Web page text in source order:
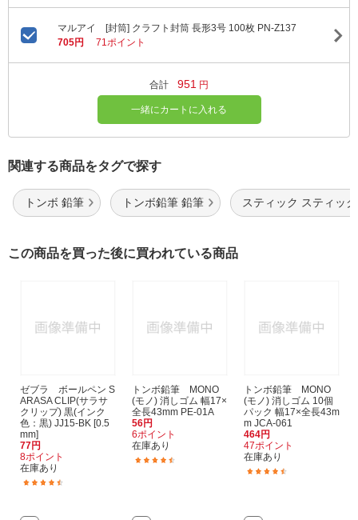
マルアイ [封筒] クラフト封筒 長形3号 100枚 PN-Z137
705円
71ポイント
合計 951 円
一緒にカートに入れる
関連する商品をタグで探す
トンボ 鉛筆 トンボ鉛筆 鉛筆 スティック スティッ
この商品を買った後に買われている商品
ゼブラ ボールペン S
ARASA CLIP(サラサ
クリップ) 黒(インク
色：黒) JJ15-BK [0.5
mm]
77円
8ポイント
在庫あり
トンボ鉛筆 MONO
(モノ) 消しゴム 幅17×
全長43mm PE-01A
56円
6ポイント
在庫あり
トンボ鉛筆 MONO
(モノ) 消しゴム 10個
パック 幅17×全長43m
m JCA-061
464円
47ポイント
在庫あり